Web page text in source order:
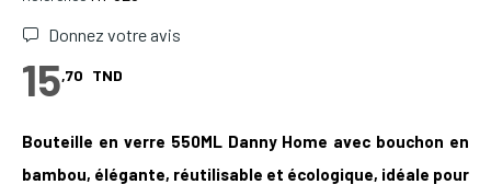
Donnez votre avis
15,70 TND
Bouteille en verre 550ML Danny Home avec bouchon en
bambou, élégante, réutilisable et écologique, idéale pour